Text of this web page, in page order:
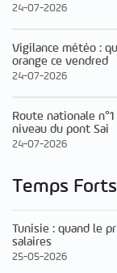
24-07-2026
Vigilance météo :
orange ce vendred
24-07-2026
Route nationale
niveau du pont Sai
24-07-2026
Temps Forts
Tunisie : quand le
salaires
25-05-2026